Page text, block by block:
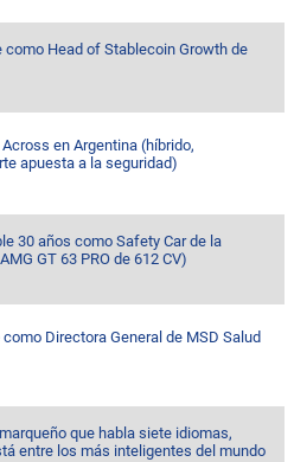
como Head of Stablecoin Growth de
en Argentina (híbrido,
apuesta a la seguridad)
30 años como Safety Car de la
GT 63 PRO de 612 CV)
Directora General de MSD Salud
que habla siete idiomas,
entre los más inteligentes del mundo